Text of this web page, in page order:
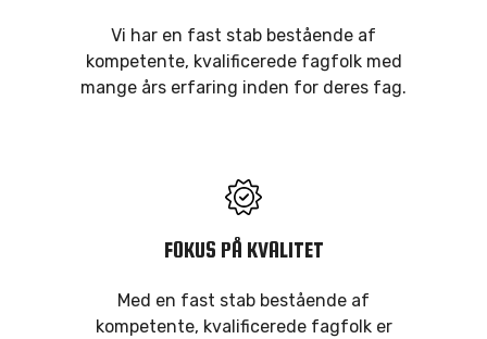
Vi har en fast stab bestående af
kompetente, kvalificerede fagfolk med
mange års erfaring inden for deres fag.
FOKUS PÅ KVALITET
Med en fast stab bestående af
kompetente, kvalificerede fagfolk er